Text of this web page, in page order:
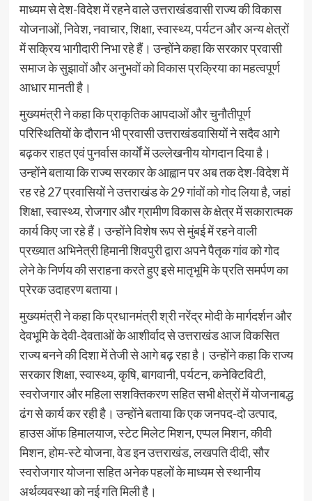
माध्यम से देश-विदेश में रहने वाले उत्तराखंडवासी राज्य की विकास
योजनाओं, निवेश, नवाचार, शिक्षा, स्वास्थ्य, पर्यटन और अन्य क्षेत्रों
में सक्रिय भागीदारी निभा रहे हैं। उन्होंने कहा कि सरकार प्रवासी
समाज के सुझावों और अनुभवों को विकास प्रक्रिया का महत्वपूर्ण
आधार मानती है।
मुख्यमंत्री ने कहा कि प्राकृतिक आपदाओं और चुनौतीपूर्ण
परिस्थितियों के दौरान भी प्रवासी उत्तराखंडवासियों ने सदैव आगे
बढ़कर राहत एवं पुनर्वास कार्यों में उल्लेखनीय योगदान दिया है।
उन्होंने बताया कि राज्य सरकार के आह्वान पर अब तक देश-विदेश में
रह रहे 27 प्रवासियों ने उत्तराखंड के 29 गांवों को गोद लिया है, जहां
शिक्षा, स्वास्थ्य, रोजगार और ग्रामीण विकास के क्षेत्र में सकारात्मक
कार्य किए जा रहे हैं। उन्होंने विशेष रूप से मुंबई में रहने वाली
प्रख्यात अभिनेत्री हिमानी शिवपुरी द्वारा अपने पैतृक गांव को गोद
लेने के निर्णय की सराहना करते हुए इसे मातृभूमि के प्रति समर्पण का
प्रेरक उदाहरण बताया।
मुख्यमंत्री ने कहा कि प्रधानमंत्री श्री नरेंद्र मोदी के मार्गदर्शन और
देवभूमि के देवी-देवताओं के आशीर्वाद से उत्तराखंड आज विकसित
राज्य बनने की दिशा में तेजी से आगे बढ़ रहा है। उन्होंने कहा कि राज्य
सरकार शिक्षा, स्वास्थ्य, कृषि, बागवानी, पर्यटन, कनेक्टिविटी,
स्वरोजगार और महिला सशक्तिकरण सहित सभी क्षेत्रों में योजनाबद्ध
ढंग से कार्य कर रही है। उन्होंने बताया कि एक जनपद-दो उत्पाद,
हाउस ऑफ हिमालयाज, स्टेट मिलेट मिशन, एप्पल मिशन, कीवी
मिशन, होम-स्टे योजना, वेड इन उत्तराखंड, लखपति दीदी, सौर
स्वरोजगार योजना सहित अनेक पहलों के माध्यम से स्थानीय
अर्थव्यवस्था को नई गति मिली है।